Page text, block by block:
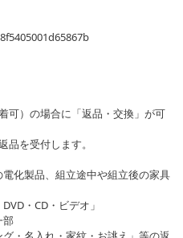
可）の場合に「返品・交換」が可
品を受付します。
化製品、組立途中や組立後の家具
・CD・ビデオ」
部